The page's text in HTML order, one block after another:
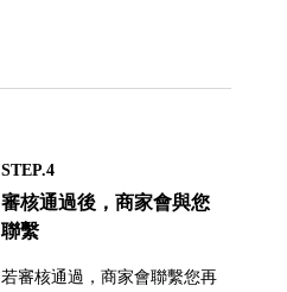
STEP.4
審核通過後，商家會與您
聯繫
若審核通過，商家會聯繫您再